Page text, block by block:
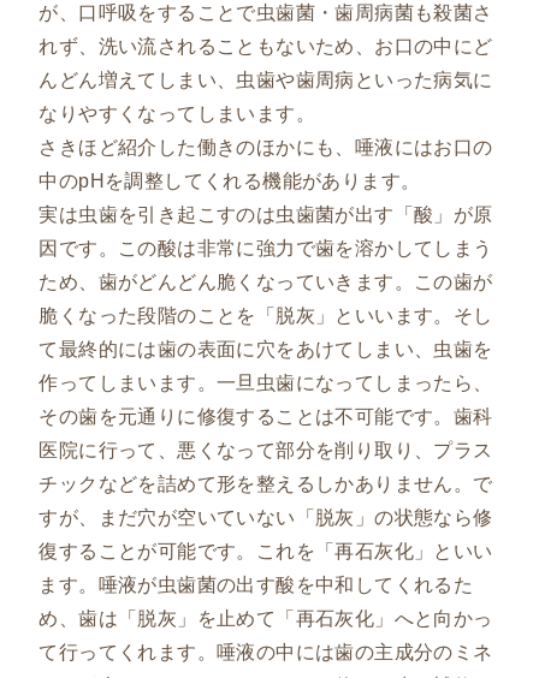
が、口呼吸をすることで虫歯菌・歯周病菌も殺菌さ
れず、洗い流されることもないため、お口の中にど
んどん増えてしまい、虫歯や歯周病といった病気に
なりやすくなってしまいます。
さきほど紹介した働きのほかにも、唾液にはお口の
中のpHを調整してくれる機能があります。
実は虫歯を引き起こすのは虫歯菌が出す「酸」が原
因です。この酸は非常に強力で歯を溶かしてしまう
ため、歯がどんどん脆くなっていきます。この歯が
脆くなった段階のことを「脱灰」といいます。そし
て最終的には歯の表面に穴をあけてしまい、虫歯を
作ってしまいます。一旦虫歯になってしまったら、
その歯を元通りに修復することは不可能です。歯科
医院に行って、悪くなって部分を削り取り、プラス
チックなどを詰めて形を整えるしかありません。で
すが、まだ穴が空いていない「脱灰」の状態なら修
復することが可能です。これを「再石灰化」といい
ます。唾液が虫歯菌の出す酸を中和してくれるた
め、歯は「脱灰」を止めて「再石灰化」へと向かっ
て行ってくれます。唾液の中には歯の主成分のミネ